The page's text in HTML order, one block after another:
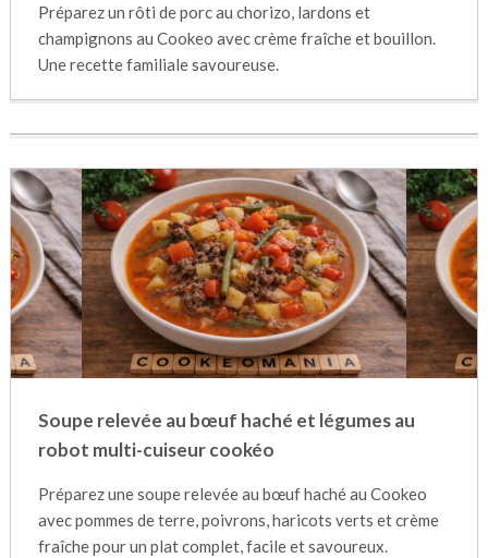
Préparez un rôti de porc au chorizo, lardons et
champignons au Cookeo avec crème fraîche et bouillon.
Une recette familiale savoureuse.
Soupe relevée au bœuf haché et légumes au
robot multi-cuiseur cookéo
Préparez une soupe relevée au bœuf haché au Cookeo
avec pommes de terre, poivrons, haricots verts et crème
fraîche pour un plat complet, facile et savoureux.